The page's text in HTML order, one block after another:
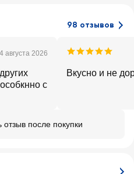
98 отзывов
августа 2026
с
Вкусно и не
после покупки